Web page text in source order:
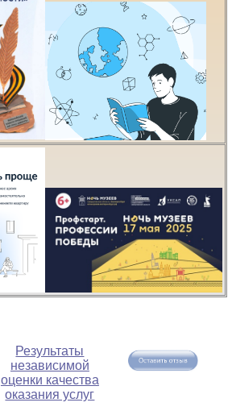
Результаты
независимой
оценки качества
оказания услуг